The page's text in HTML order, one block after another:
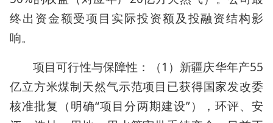
终出资金额受项目实际投资额及投融资结构影
响。
项目可行性与保障性：（1）新疆庆华年产55
亿立方米煤制天然气示范项目已获得国家发改委
核准批复（明确“项目分两期建设”），环评、安